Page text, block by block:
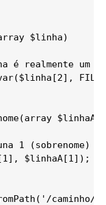
$linha)
é realmente um
1 (sobrenome)
$linhaA[1]);